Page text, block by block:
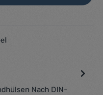
Nach DIN-